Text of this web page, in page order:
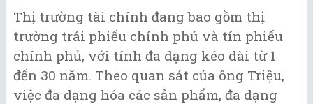
Thị trường tài chính đang bao gồm thị
trường trái phiếu chính phủ và tín phiếu
chính phủ, với tính đa dạng kéo dài từ 1
đến 30 năm. Theo quan sát của ông Triệu,
việc đa dạng hóa các sản phẩm, đa dạng